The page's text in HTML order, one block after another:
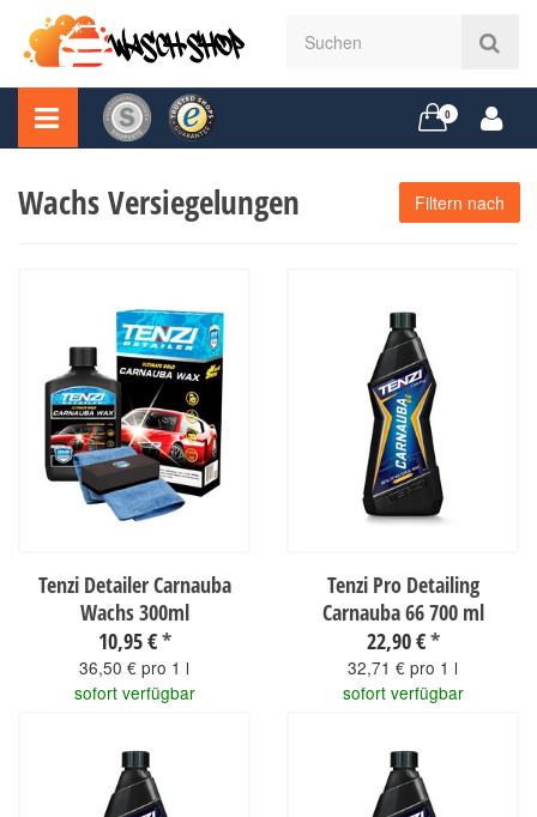
0
Wachs Versiegelungen Filtern nach
Tenzi Detailer Carnauba
Wachs 300ml
10,95 €*
36,50 € pro 1 l
sofort verfügbar
Tenzi Pro Detailing
Carnauba 66 700 ml
22,90 €*
32,71 € pro 1 l
sofort verfügbar